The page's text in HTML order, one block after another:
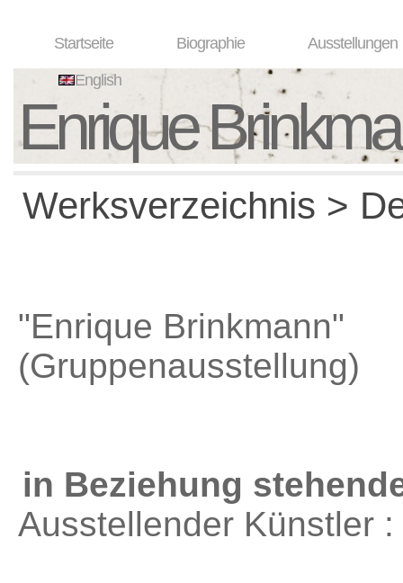
Startseite Biographie Ausstellungen
English
Enrique
Werksverzeichnis >
"Enrique Brinkmann"
(Gruppenausstellung)
in Beziehung
Ausstellender Künstler